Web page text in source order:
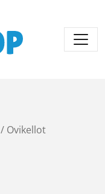
/ Ovikellot